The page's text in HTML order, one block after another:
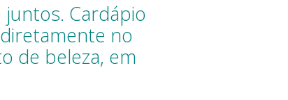
Cardápio
no
de beleza, em